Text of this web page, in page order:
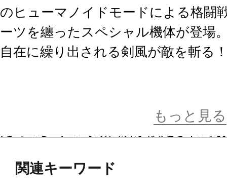
のヒューマノイドモードによる格闘
ーツを纏ったスペシャル機体が登場
自在に繰り出される剣風が敵を斬る
■頭頂高240mm（ブレードアンテナ
■メインとなる人型形態から、陸上
もっと見る
関連キーワード